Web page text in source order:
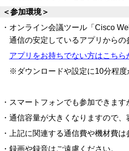
＜参加環境＞
・オンライン会議ツール「Cisco
通信の安定しているアプリからの
アプリをお持ちでない方はこちら
※ダウンロードや設定に10分程度
・スマートフォンでも参加できま
・通信容量が大きくなりますので
・上記に関連する通信費や機材費は
・録画や録音はご遠慮ください。